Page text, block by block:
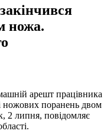
ножа.
арешт працівника
ножових поранень двом
2 липня, повідомляє